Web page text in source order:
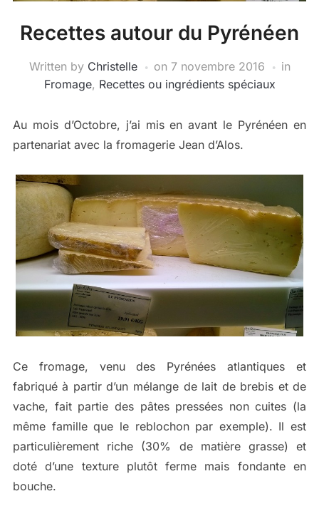
Recettes autour du Pyrénéen
Written by Christelle on 7 novembre 2016
in
Fromage, Recettes ou ingrédients spéciaux
Au mois d’Octobre, j’ai mis en avant le Pyrénéen en
partenariat avec la fromagerie Jean d’Alos.
Ce fromage, venu des Pyrénées atlantiques et
fabriqué à partir d’un mélange de lait de brebis et de
vache, fait partie des pâtes pressées non cuites (la
même famille que le reblochon par exemple). Il est
particulièrement riche (30% de matière grasse) et
doté d’une texture plutôt ferme mais fondante en
bouche.